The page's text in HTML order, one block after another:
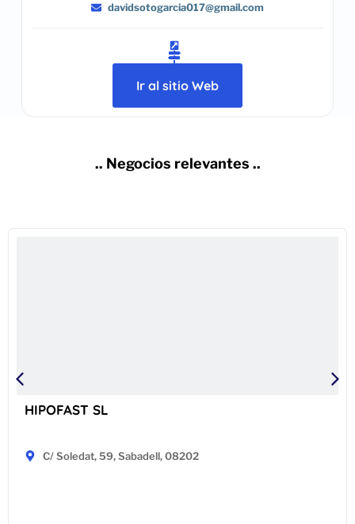
davidsotogarcia017@gmail.com
Ir al sitio Web
.. Negocios relevantes ..
HIPOFAST SL
C/ Soledat, 59, Sabadell, 08202